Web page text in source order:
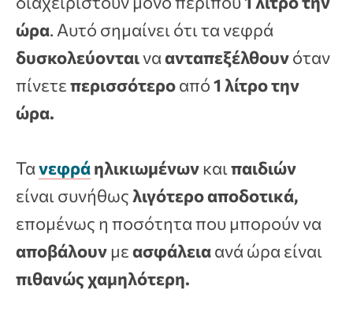
ώρα. Αυτό σημαίνει ότι τα νεφρά
δυσκολεύονταιναανταπεξέλθουνόταν
πίνετεπερισσότεροαπό1 λίτρο την
ώρα.
Τανεφράηλικιωμένων καιπαιδιών
είναι συνήθως λιγότερο αποδοτικά,
επομένως η ποσότητα που μπορούν να
αποβάλουν μεασφάλειαανά ώρα είναι
πιθανώς χαμηλότερη.